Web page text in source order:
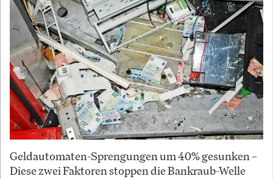
Geldautomaten-Sprengungen um 40% gesunken –
Diese zwei Faktoren stoppen die Bankraub-Welle